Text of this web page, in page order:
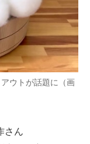
ウトが話題に（画
さん